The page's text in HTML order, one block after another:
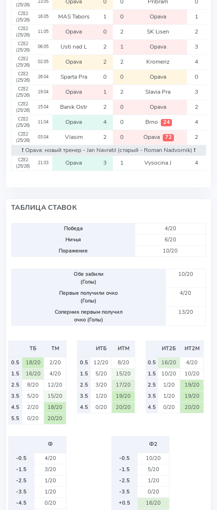
(25/26)
23.05 Opava 0 0 Pribram 0
CZE2
(25/26)
16.05 MAS Tabors 1 0 Opava 1
CZE2
(25/26)
11.05 Opava 0 2 SK Lisen 2
CZE2
(25/26)
06.05 Usti nad L 2 1 Opava 3
CZE2
(25/26)
02.05 Opava 2 2 Kromeriz 4
CZE2
(25/26)
26.04 Sparta Pra 0 0 Opava 0
CZE2
(25/26)
19.04 Opava 1 2 Slavia Pra 3
CZE2
(25/26)
15.04 Banik Ostr 2 0 Opava 2
CZE2
(25/26)
11.04 Opava 4 0 Brno 24 4
CZE2
(25/26)
03.04 Vlasim 2 0 Opava 72
2
❗️ Opava: новый тренер - Jan Navratil (старый - Roman Nadvornik) ❗️
CZE2
(25/26)
21.03 Opava 3 1 Vysocina J 4
ТАБЛИЦА СТАВОК
Победа
4/20
Ничья
6/20
Поражение
10/20
Обе забили
(Голы)
10/20
Первые получили очко
(Голы)
4/20
Соперник первым получил
очко (Голы)
13/20
ТБ
ТМ
0.5
18/20
2/20
1.5
16/20
4/20
2.5
8/20
12/20
3.5
5/20
15/20
4.5
2/20
18/20
5.5
0/20 20/20
ИТБ
ИТМ
0.5
12/20
8/20
1.5
5/20
15/20
2.5
3/20
17/20
3.5
1/20
19/20
4.5
0/20 20/20
ИТ2Б
ИТ2М
0.5
16/20
4/20
1.5
10/20
10/20
2.5
1/20
19/20
3.5
1/20
19/20
4.5
0/20 20/20
Ф
-0.5
4/20
-1.5
3/20
-2.5
1/20
-3.5
1/20
-4.5
0/20
Ф2
-0.5
10/20
-1.5
5/20
-2.5
1/20
-3.5
0/20
+0.5
16/20